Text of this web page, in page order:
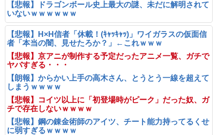
【悲報】ドラゴンボール史上最大の謎、未だに解明されて
いないｗｗｗｗｗｗ
【悲報】H×H信者「休載！(ｷｬｯｷｬｯ)」ワイガラスの仮面信
者「本当の闇、見せたろか？」←これｗｗｗ
【悲報】京アニが制作する予定だったアニメ一覧、ガチで
ヤバすぎる・・・
【朗報】からかい上手の高木さん、とうとう一線を超えて
しまうｗｗｗｗ
【悲報】コイツ以上に「初登場時がピーク」だった奴、ガ
チで存在しないｗｗｗｗ
【悲報】鋼の錬金術師のアイツ、チート能力持ってるくせ
に弱すぎるｗｗｗｗ